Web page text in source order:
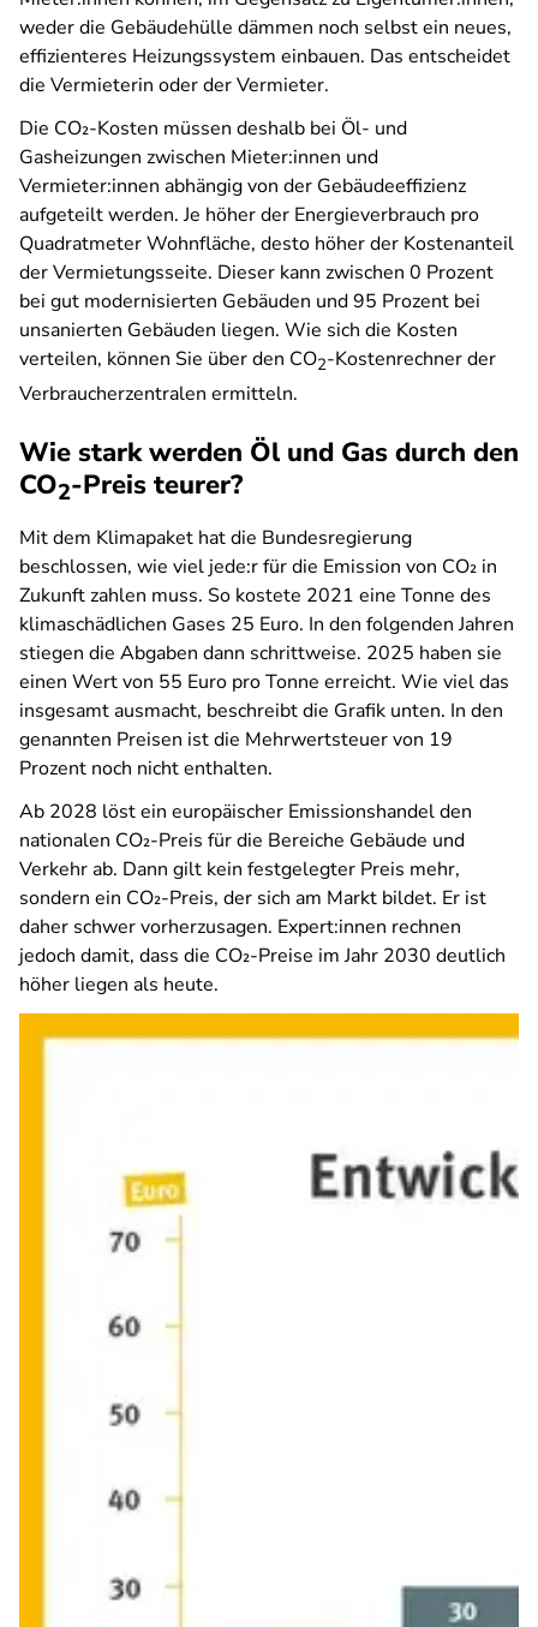
weder die Gebäudehülle dämmen noch selbst ein neues,
effizienteres Heizungssystem einbauen. Das entscheidet
die Vermieterin oder der Vermieter.
Die CO₂-Kosten müssen deshalb bei Öl- und
Gasheizungen zwischen Mieter:innen und
Vermieter:innen abhängig von der Gebäudeeffizienz
aufgeteilt werden. Je höher der Energieverbrauch pro
Quadratmeter Wohnfläche, desto höher der Kostenanteil
der Vermietungsseite. Dieser kann zwischen 0 Prozent
bei gut modernisierten Gebäuden und 95 Prozent bei
unsanierten Gebäuden liegen. Wie sich die Kosten
verteilen, können Sie über den CO2-Kostenrechner der
Verbraucherzentralen ermitteln.
Wie stark werden Öl und Gas durch den
CO2-Preis teurer?
Mit dem Klimapaket hat die Bundesregierung
beschlossen, wie viel jede:r für die Emission von CO₂ in
Zukunft zahlen muss. So kostete 2021 eine Tonne des
klimaschädlichen Gases 25 Euro. In den folgenden Jahren
stiegen die Abgaben dann schrittweise. 2025 haben sie
einen Wert von 55 Euro pro Tonne erreicht. Wie viel das
insgesamt ausmacht, beschreibt die Grafik unten. In den
genannten Preisen ist die Mehrwertsteuer von 19
Prozent noch nicht enthalten.
Ab 2028 löst ein europäischer Emissionshandel den
nationalen CO₂-Preis für die Bereiche Gebäude und
Verkehr ab. Dann gilt kein festgelegter Preis mehr,
sondern ein CO₂-Preis, der sich am Markt bildet. Er ist
daher schwer vorherzusagen. Expert:innen rechnen
jedoch damit, dass die CO₂-Preise im Jahr 2030 deutlich
höher liegen als heute.